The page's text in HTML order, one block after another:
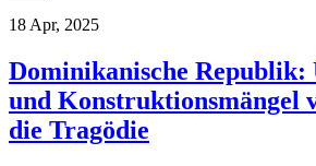
18 Apr, 2025
Dominikanische Republik:
und Konstruktionsmängel
die Tragödie